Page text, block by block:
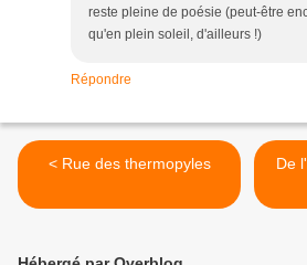
reste pleine de poésie (peut-être
qu'en plein soleil, d'ailleurs !)
Répondre
< Rue des thermopyles
De